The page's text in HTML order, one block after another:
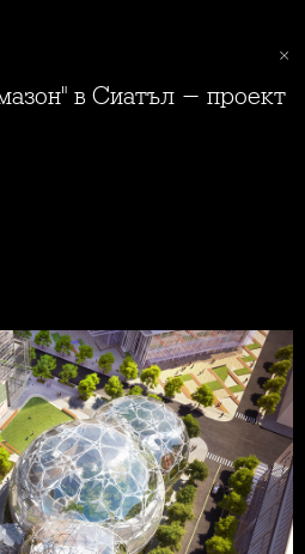
в Сиатъл - проект